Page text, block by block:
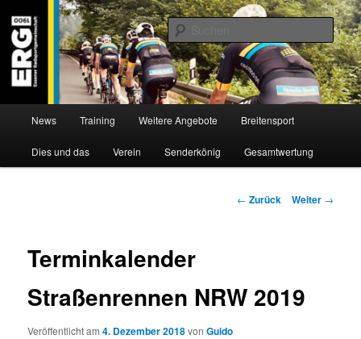
Inhalt
wechseln
ERG 1900 e.V
Willkommen bei der Essener Radsportgemeinschaft
News Training Weitere Angebote Breitensport
Dies und das Verein Senderkönig Gesamtwertung
Beitragsnavigation
← Zurück Weiter →
Terminkalender
Straßenrennen NRW 2019
Veröffentlicht am4. Dezember 2018vonGuido